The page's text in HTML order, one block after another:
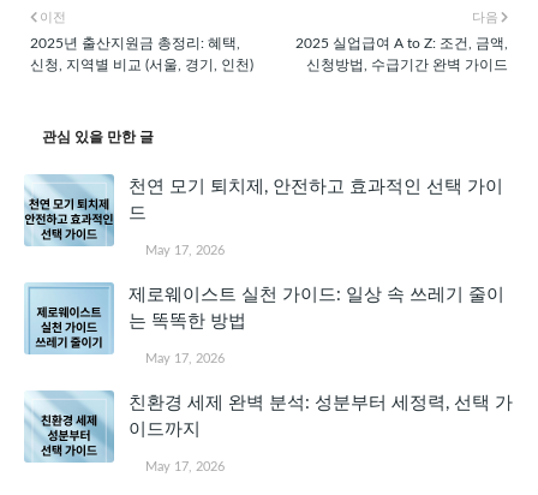
다음
2025 실업급여 A to Z: 조건, 금액,
신청방법, 수급기간 완벽 가이드
이전
2025년 출산지원금 총정리: 혜택,
신청, 지역별 비교 (서울, 경기, 인천)
관심 있을 만한 글
천연 모기 퇴치제, 안전하고 효과적인 선택 가이
드
May 17, 2026
제로웨이스트 실천 가이드: 일상 속 쓰레기 줄이
는 똑똑한 방법
May 17, 2026
친환경 세제 완벽 분석: 성분부터 세정력, 선택 가
이드까지
May 17, 2026